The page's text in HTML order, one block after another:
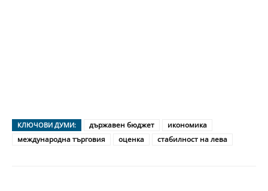
КЛЮЧОВИ ДУМИ: държавен бюджет
икономика
международна търговия
оценка стабилност на лева